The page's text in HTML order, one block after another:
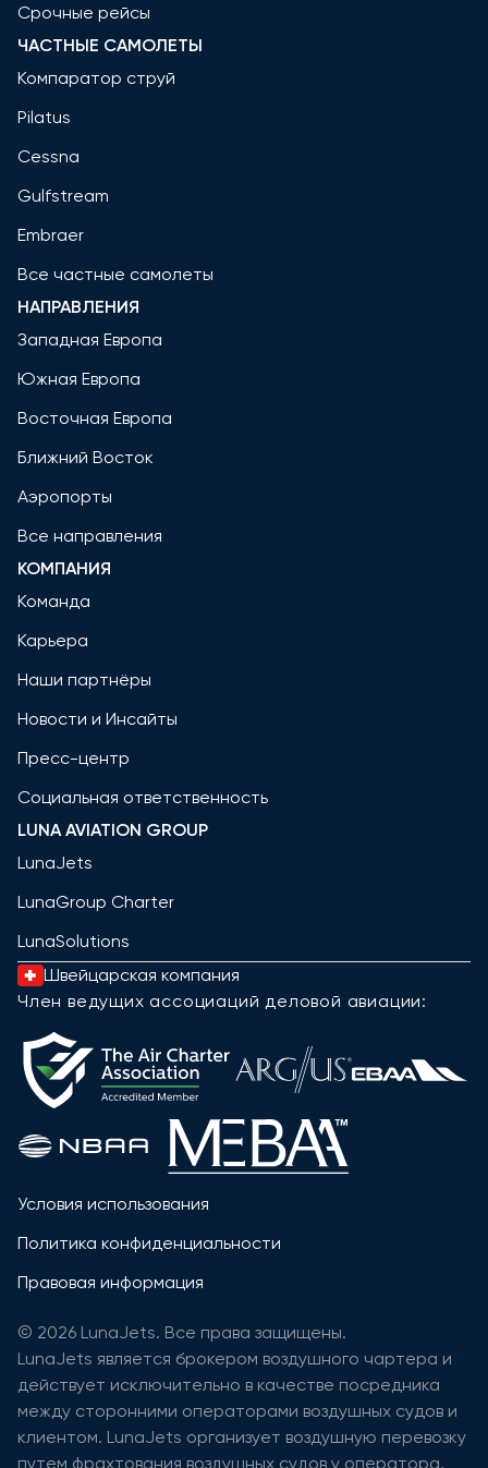
Срочные рейсы
ЧАСТНЫЕ САМОЛЕТЫ
Компаратор струй
Pilatus
Cessna
Gulfstream
Embraer
Все частные самолеты
НАПРАВЛЕНИЯ
Западная Европа
Южная Европа
Восточная Европа
Ближний Восток
Аэропорты
Все направления
КОМПАНИЯ
Команда
Карьера
Наши партнёры
Новости и Инсайты
Пресс-центр
Социальная ответственность
LUNA AVIATION GROUP
LunaJets
LunaGroup Charter
LunaSolutions
Швейцарская компания
Член ведущих ассоциаций деловой авиации:
Условия использования
Политика конфиденциальности
Правовая информация
© 2026 LunaJets. Все права защищены.
LunaJets является брокером воздушного чартера и
действует исключительно в качестве посредника
между сторонними операторами воздушных судов и
клиентом. LunaJets организует воздушную перевозку
путем фрахтования воздушных судов у оператора,